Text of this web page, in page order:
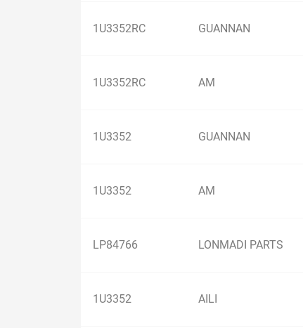
1U3352RC GUANNAN
1U3352RC AM
1U3352 GUANNAN
1U3352 AM
LP84766 LONMADI PARTS
1U3352 AILI